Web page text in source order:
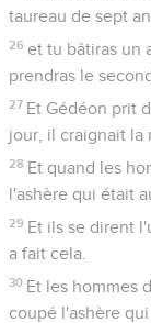
taureau de sept
26 et tu bâtiras un
prendras le
27 Et Gédéon prit
jour, il craignait la
28 Et quand les
l'ashère qui était
29 Et ils se dirent
a fait cela.
30 Et les hommes
coupé l'ashère qui